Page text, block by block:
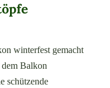
winterfest gemacht
Balkon
schützende